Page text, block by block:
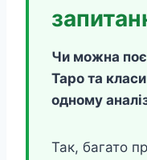
Чи можна
Таро та
одному
Так, багато